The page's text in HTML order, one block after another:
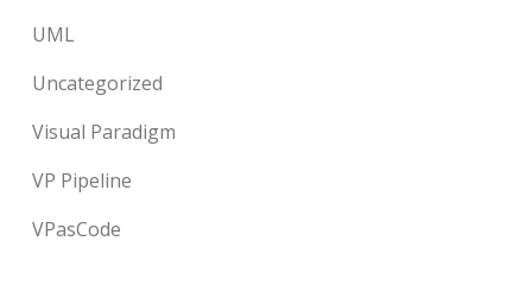
UML
Uncategorized
Visual Paradigm
VP Pipeline
VPasCode